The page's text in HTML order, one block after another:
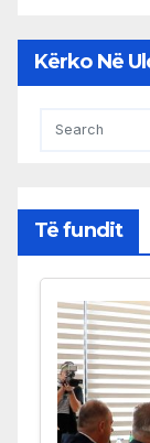
Kërko Në
Të fundit